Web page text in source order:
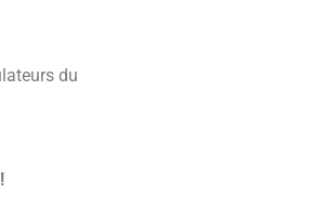
du
!